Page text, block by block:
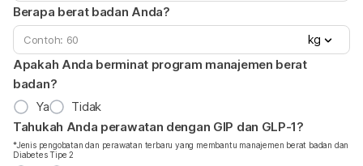
Berapa berat badan Anda?
kg
Apakah Anda berminat program manajemen berat
badan?
Ya
Tidak
Tahukah Anda perawatan dengan GIP dan GLP-1?
*Jenis pengobatan dan perawatan terbaru yang membantu manajemen berat badan dan
Diabetes Tipe 2